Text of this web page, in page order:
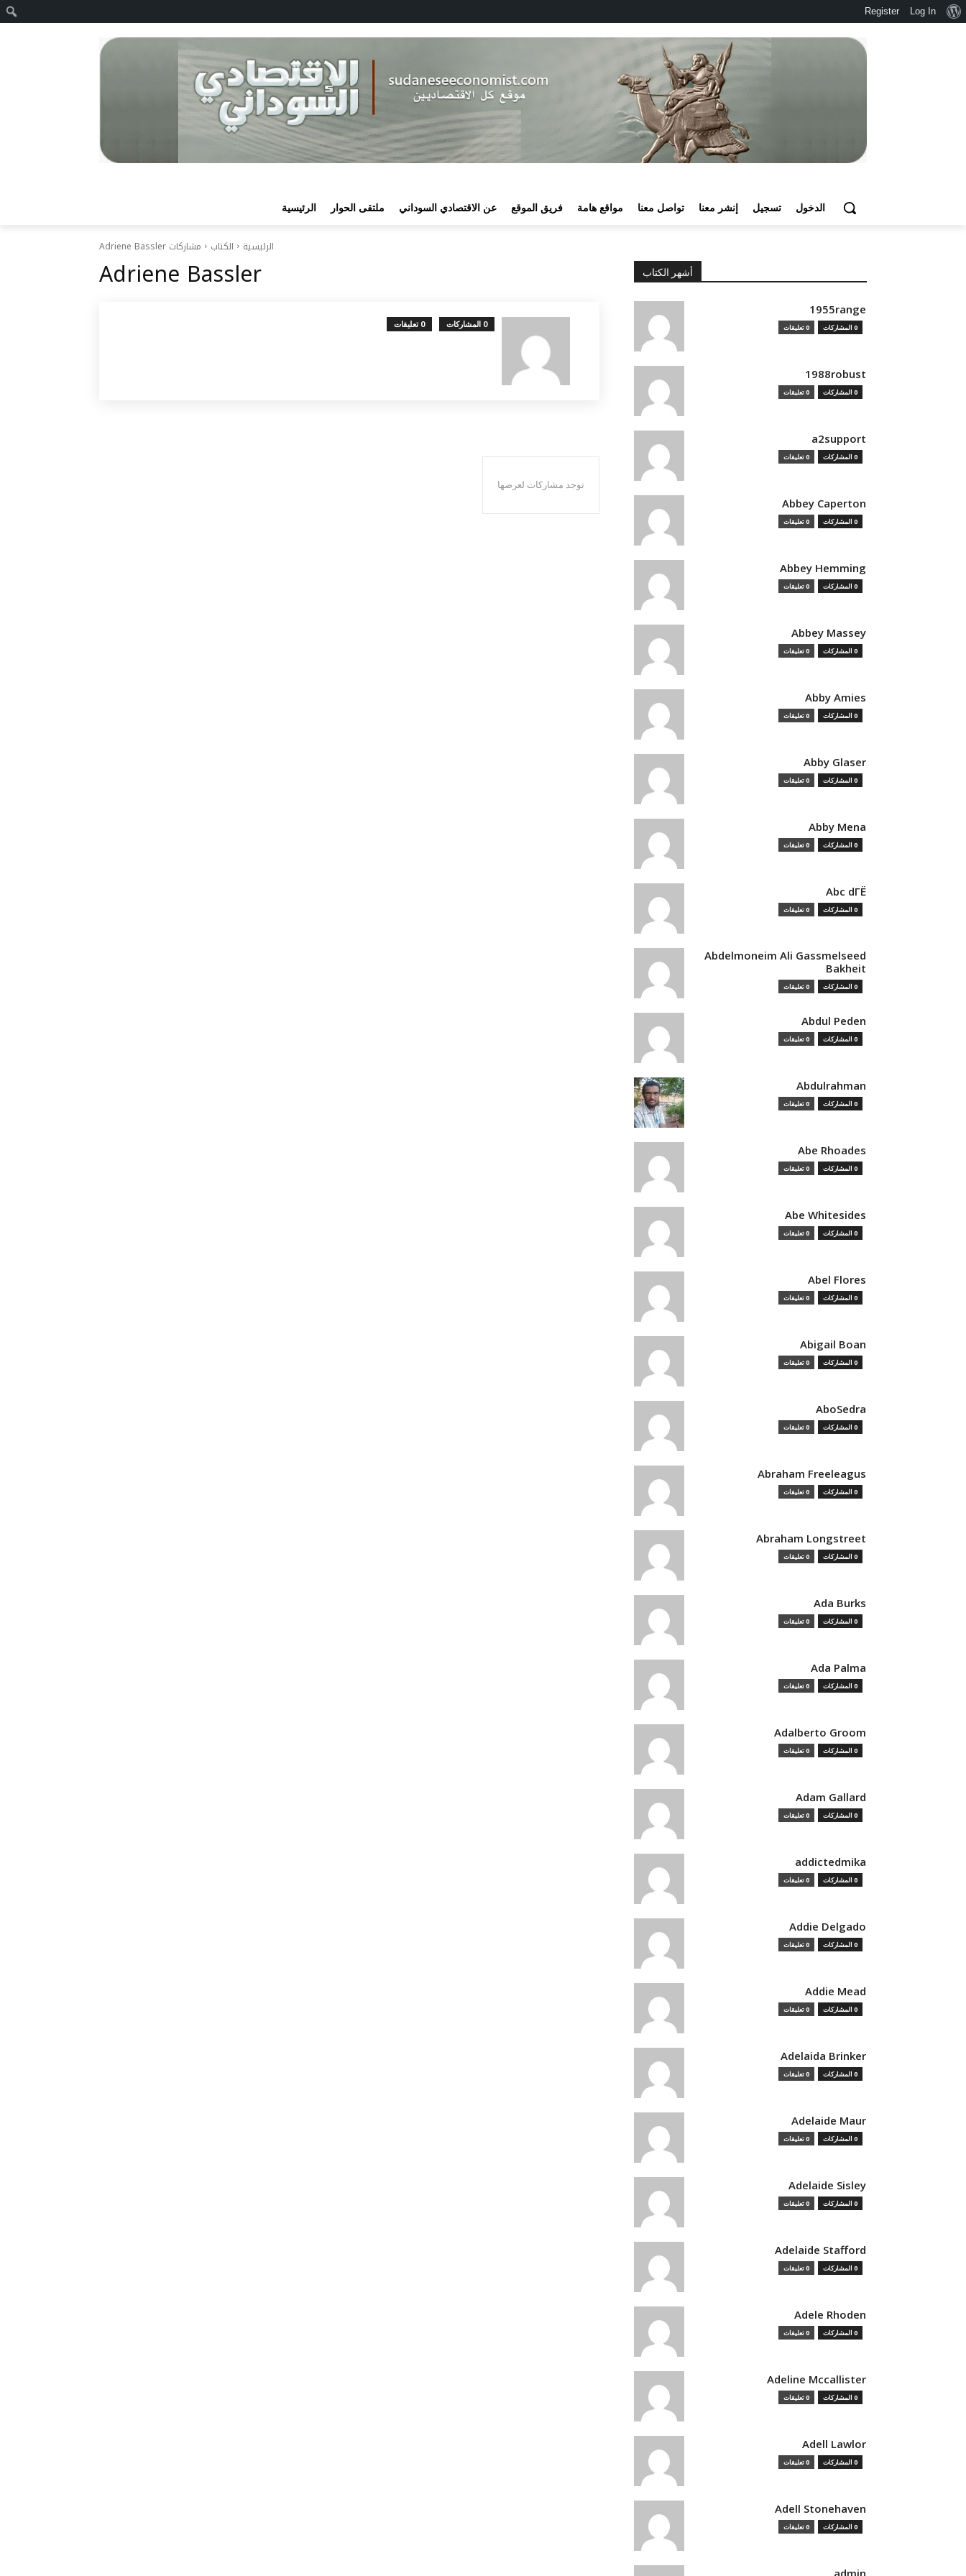
الرئيسية ملتقى الحوار عن الاقتصادي السوداني فريق الموقع مواقع هامة تواصل معنا إنشر معنا تسجيل الدخول
الرئيسية الكتاب مشاركات Adriene Bassler
Adriene Bassler
0 المشاركات 0 تعليقات
توجد مشاركات لعرضها
أشهر الكتاب
1955range
0 المشاركات 0 تعليقات
1988robust
0 المشاركات 0 تعليقات
a2support
0 المشاركات 0 تعليقات
Abbey Caperton
0 المشاركات 0 تعليقات
Abbey Hemming
0 المشاركات 0 تعليقات
Abbey Massey
0 المشاركات 0 تعليقات
Abby Amies
0 المشاركات 0 تعليقات
Abby Glaser
0 المشاركات 0 تعليقات
Abby Mena
0 المشاركات 0 تعليقات
Abc dГЁ
0 المشاركات 0 تعليقات
Abdelmoneim Ali Gassmelseed
Bakheit
0 المشاركات 0 تعليقات
Abdul Peden
0 المشاركات 0 تعليقات
Abdulrahman
0 المشاركات 0 تعليقات
Abe Rhoades
0 المشاركات 0 تعليقات
Abe Whitesides
0 المشاركات 0 تعليقات
Abel Flores
0 المشاركات 0 تعليقات
Abigail Boan
0 المشاركات 0 تعليقات
AboSedra
0 المشاركات 0 تعليقات
Abraham Freeleagus
0 المشاركات 0 تعليقات
Abraham Longstreet
0 المشاركات 0 تعليقات
Ada Burks
0 المشاركات 0 تعليقات
Ada Palma
0 المشاركات 0 تعليقات
Adalberto Groom
0 المشاركات 0 تعليقات
Adam Gallard
0 المشاركات 0 تعليقات
addictedmika
0 المشاركات 0 تعليقات
Addie Delgado
0 المشاركات 0 تعليقات
Addie Mead
0 المشاركات 0 تعليقات
Adelaida Brinker
0 المشاركات 0 تعليقات
Adelaide Maur
0 المشاركات 0 تعليقات
Adelaide Sisley
0 المشاركات 0 تعليقات
Adelaide Stafford
0 المشاركات 0 تعليقات
Adele Rhoden
0 المشاركات 0 تعليقات
Adeline Mccallister
0 المشاركات 0 تعليقات
Adell Lawlor
0 المشاركات 0 تعليقات
Adell Stonehaven
0 المشاركات 0 تعليقات
admin
نبذةLog In
Register